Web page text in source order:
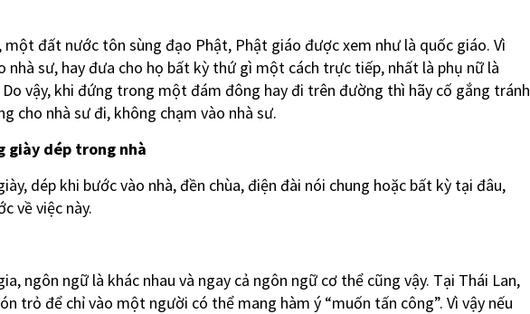
một đất nước tôn sùng đạo Phật, Phật giáo được xem như là quốc giáo. Vì
nhà sư, hay đưa cho họ bất kỳ thứ gì một cách trực tiếp, nhất là phụ nữ là
vậy, khi đứng trong một đám đông hay đi trên đường thì hãy cố gắng tránh
cho nhà sư đi, không chạm vào nhà sư.
giày dép trong nhà
dép khi bước vào nhà, đền chùa, điện đài nói chung hoặc bất kỳ tại đâu,
về việc này.
ngôn ngữ là khác nhau và ngay cả ngôn ngữ cơ thể cũng vậy. Tại Thái Lan,
trỏ để chỉ vào một người có thể mang hàm ý “muốn tấn công”. Vì vậy nếu